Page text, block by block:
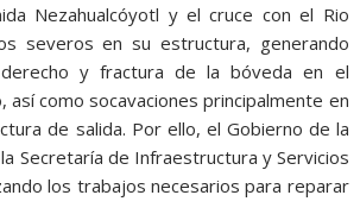
Nezahualcóyotl y el cruce con el Rio
severos en su estructura, generando
y fractura de la bóveda en el
así como socavaciones principalmente en
de salida. Por ello, el Gobierno de la
Secretaría de Infraestructura y Servicios
los trabajos necesarios para reparar